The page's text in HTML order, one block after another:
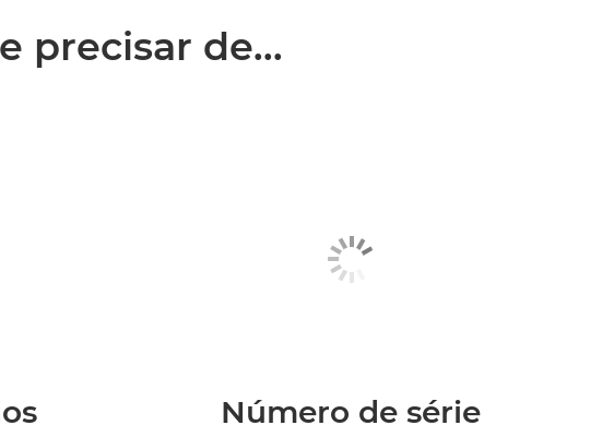
precisar de...
Número de série